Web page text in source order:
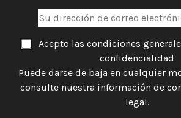
Acepto las condiciones
confidencialidad
Puede darse de baja en cualquier
consulte nuestra información de
legal.